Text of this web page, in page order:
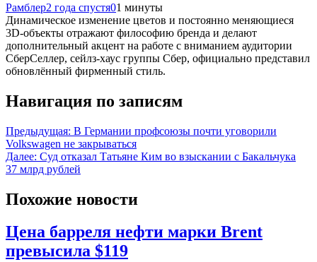
Рамблер2 года спустя01 минуты
Динамическое изменение цветов и постоянно меняющиеся
3D-объекты отражают философию бренда и делают
дополнительный акцент на работе с вниманием аудитории
СберСеллер, сейлз-хаус группы Сбер, официально представил
обновлённый фирменный стиль.
Навигация по записям
Предыдущая: В Германии профсоюзы почти уговорили
Volkswagen не закрываться
Далее: Суд отказал Татьяне Ким во взыскании с Бакальчука
37 млрд рублей
Похожие новости
Цена барреля нефти марки Brent
превысила $119